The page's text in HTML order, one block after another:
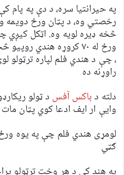
په حیرانتیا سره، د دې په پام
رخصتي وه، د پټان ورځ
څخه ډیره لویه وه. اټکل کیږي
ورځ له ٧٠ کروړه هندي
، چې د هندي فلم لپاره ترټولو
راوړنه ده
دلته دباکس آفس د ټولو
وایې ار ایف ادعا کوي پټان
ګټي